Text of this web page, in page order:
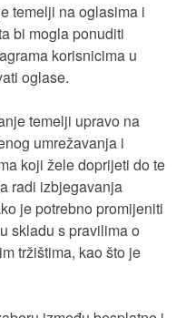
temelji na oglasima i
bi mogla ponuditi
korisnicima u
oglase.
temelji upravo na
umrežavanja i
koji žele doprijeti do te
radi izbjegavanja
je potrebno promijeniti
skladu s pravilima o
tržištima, kao što je